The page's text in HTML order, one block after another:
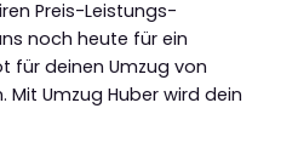
Preis-Leistungs-
noch heute für ein
für deinen Umzug von
Umzug Huber wird dein